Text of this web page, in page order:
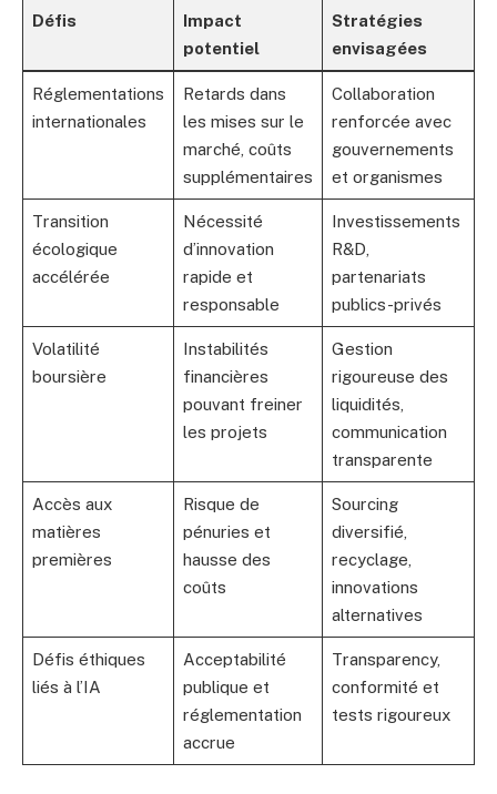
Défis
Impact
potentiel
Stratégies
envisagées
Réglementations
internationales
Retards dans
les mises sur le
marché, coûts
supplémentaires
Collaboration
renforcée avec
gouvernements
et organismes
Transition
écologique
accélérée
Nécessité
d’innovation
rapide et
responsable
Investissements
R&D,
partenariats
publics-privés
Volatilité
boursière
Instabilités
financières
pouvant freiner
les projets
Gestion
rigoureuse des
liquidités,
communication
transparente
Accès aux
matières
premières
Risque de
pénuries et
hausse des
coûts
Sourcing
diversifié,
recyclage,
innovations
alternatives
Défis éthiques
liés à l’IA
Acceptabilité
publique et
réglementation
accrue
Transparency,
conformité et
tests rigoureux